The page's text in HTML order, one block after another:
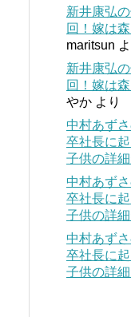
新井康弘
回！嫁は
maritsun
新井康弘
回！嫁は
やか より
中村あず
卒社長に
子供の詳
中村あず
卒社長に
子供の詳
中村あず
卒社長に
子供の詳